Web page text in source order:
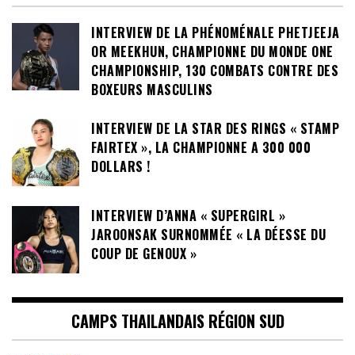
INTERVIEW DE LA PHÉNOMÉNALE PHETJEEJA
OR MEEKHUN, CHAMPIONNE DU MONDE ONE
CHAMPIONSHIP, 130 COMBATS CONTRE DES
BOXEURS MASCULINS
INTERVIEW DE LA STAR DES RINGS « STAMP
FAIRTEX », LA CHAMPIONNE A 300 000
DOLLARS !
INTERVIEW D’ANNA « SUPERGIRL »
JAROONSAK SURNOMMÉE « LA DÉESSE DU
COUP DE GENOUX »
CAMPS THAILANDAIS RÉGION SUD